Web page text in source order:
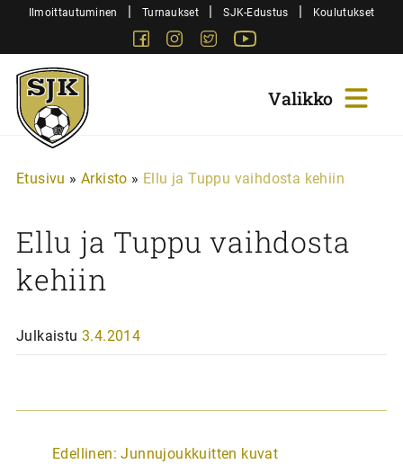
SiirryIlmoittautuminen | Turnaukset | SJK-Edustus | Koulutukset
FacebookInstagram
Twitter
Sjk-
Juniorit
Etusivu » Arkisto » Ellu ja Tuppu vaihdosta kehiin
Ellu ja Tuppu vaihdosta
kehiin
Julkaistu 3.4.2014
A
Edellinen: Junnujoukkuitten kuvat